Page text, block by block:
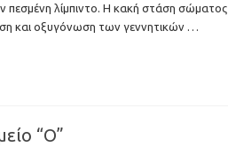
πεσμένη λίμπιντο. Η κακή στάση σώματος
και οξυγόνωση των γεννητικών …
“O”